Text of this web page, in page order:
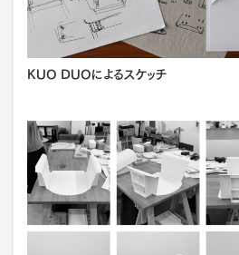
KUO DUOによるスケッチ